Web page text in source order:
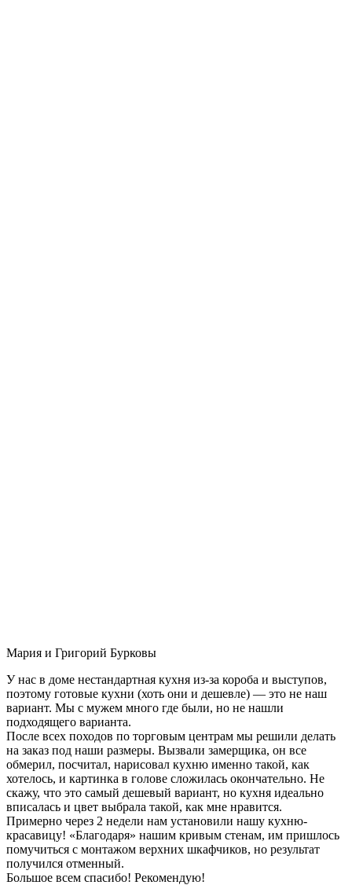
Мария и Григорий Бурковы
У нас в доме нестандартная кухня из-за короба и выступов,
поэтому готовые кухни (хоть они и дешевле) — это не наш
вариант. Мы с мужем много где были, но не нашли
подходящего варианта.
После всех походов по торговым центрам мы решили делать
на заказ под наши размеры. Вызвали замерщика, он все
обмерил, посчитал, нарисовал кухню именно такой, как
хотелось, и картинка в голове сложилась окончательно. Не
скажу, что это самый дешевый вариант, но кухня идеально
вписалась и цвет выбрала такой, как мне нравится.
Примерно через 2 недели нам установили нашу кухню-
красавицу! «Благодаря» нашим кривым стенам, им пришлось
помучиться с монтажом верхних шкафчиков, но результат
получился отменный.
Большое всем спасибо! Рекомендую!